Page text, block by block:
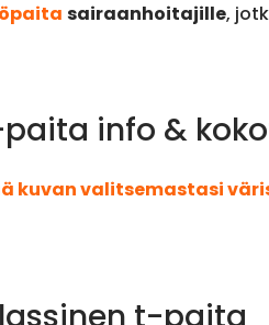
sairaanhoitajille,
info &
kuvan valitsemastasi